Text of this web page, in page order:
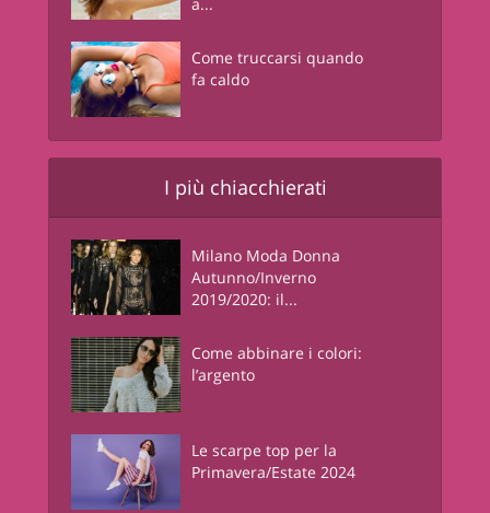
a...
Come truccarsi quando
fa caldo
I più chiacchierati
Milano Moda Donna
Autunno/Inverno
2019/2020: il...
Come abbinare i colori:
l’argento
Le scarpe top per la
Primavera/Estate 2024